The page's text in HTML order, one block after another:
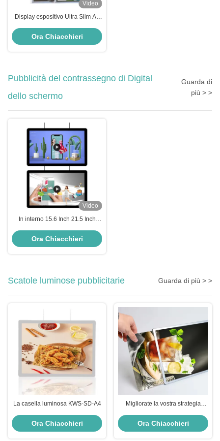
Video
Display espositivo Ultra Slim A4
acrilico Display Crystal Light Box
con tensione di ingresso DC12V
Ora Chiacchieri
Pubblicità del contrassegno di Digital
dello schermo
Guarda di
più > >
Video
In interno 15.6 Inch 21.5 Inch
pubblicitario Digital Signage
Ora Chiacchieri
Scatole luminose pubblicitarie Guarda di più > >
La casella luminosa KWS-SD-A4
Ora Chiacchieri
Migliorate la vostra strategia
pubblicitari
Ora Chiacchieri